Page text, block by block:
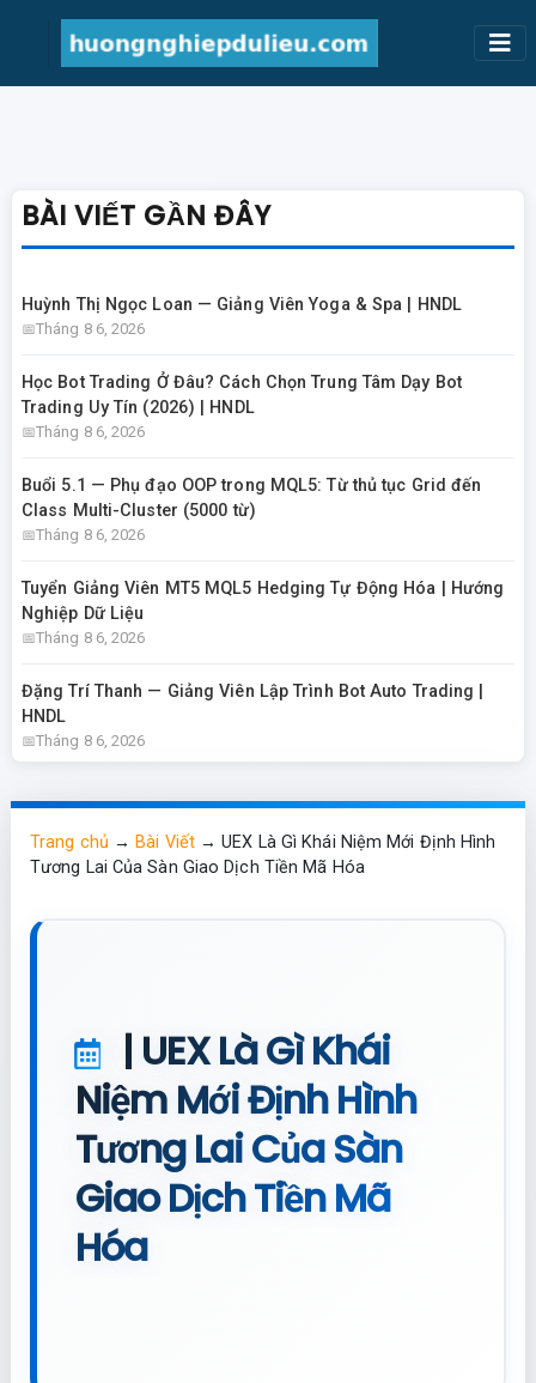
BÀI VIẾT GẦN ĐÂY
Huỳnh Thị Ngọc Loan — Giảng Viên Yoga & Spa | HNDL
Tháng 8 6, 2026
Học Bot Trading Ở Đâu? Cách Chọn Trung Tâm Dạy Bot
Trading Uy Tín (2026) | HNDL
Tháng 8 6, 2026
Buổi 5.1 — Phụ đạo OOP trong MQL5: Từ thủ tục Grid đến
Class Multi-Cluster (5000 từ)
Tháng 8 6, 2026
Tuyển Giảng Viên MT5 MQL5 Hedging Tự Động Hóa | Hướng
Nghiệp Dữ Liệu
Tháng 8 6, 2026
Đặng Trí Thanh — Giảng Viên Lập Trình Bot Auto Trading |
HNDL
Tháng 8 6, 2026
Trang chủ →Bài Viết→UEX Là Gì Khái Niệm Mới Định Hình
Tương Lai Của Sàn Giao Dịch Tiền Mã Hóa
| UEX Là Gì Khái
Niệm Mới Định Hình
Tương Lai Của Sàn
Giao Dịch Tiền Mã
Hóa